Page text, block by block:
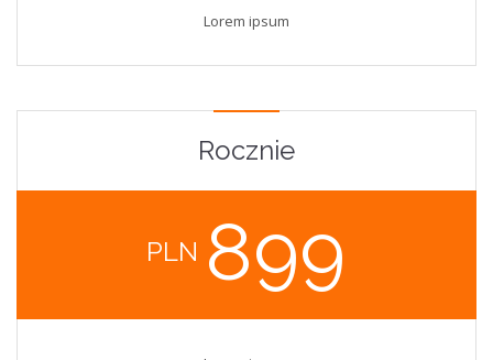
Lorem ipsum
Rocznie
PLN 899